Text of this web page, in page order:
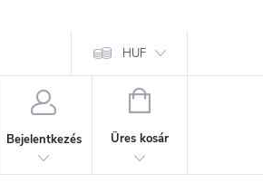
HUF
Bejelentkezés
KOSÁR
Üres kosár